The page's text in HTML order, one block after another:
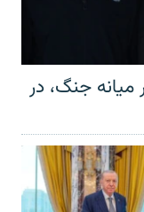
جنگ، در